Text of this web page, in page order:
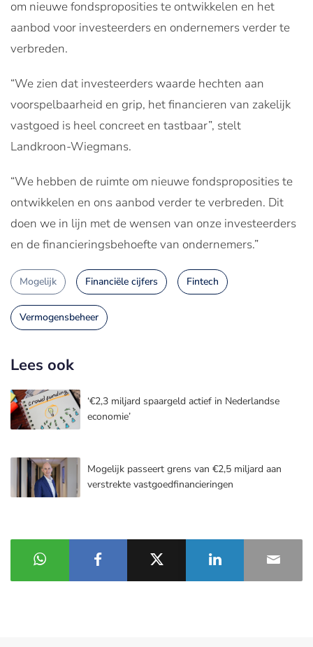
om nieuwe fondsproposities te ontwikkelen en het
aanbod voor investeerders en ondernemers verder te
verbreden.
“We zien dat investeerders waarde hechten aan
voorspelbaarheid en grip, het financieren van zakelijk
vastgoed is heel concreet en tastbaar”, stelt
Landkroon-Wiegmans.
“We hebben de ruimte om nieuwe fondsproposities te
ontwikkelen en ons aanbod verder te verbreden. Dit
doen we in lijn met de wensen van onze investeerders
en de financieringsbehoefte van ondernemers.”
Mogelijk Financiële cijfers Fintech
Vermogensbeheer
Lees ook
‘€2,3 miljard spaargeld actief in Nederlandse
economie’
Mogelijk passeert grens van €2,5 miljard aan
verstrekte vastgoedfinancieringen